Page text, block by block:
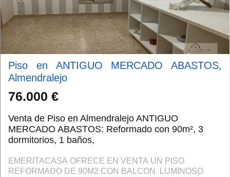
Piso en ANTIGUO MERCADO ABASTOS,
Almendralejo
76.000 €
Venta de Piso en Almendralejo ANTIGUO
MERCADO ABASTOS: Reformado con 90m², 3
dormitorios, 1 baños,
EMERITACASA OFRECE EN VENTA UN PISO
REFORMADO DE 90M2 CON BALCON. LUMINOSO